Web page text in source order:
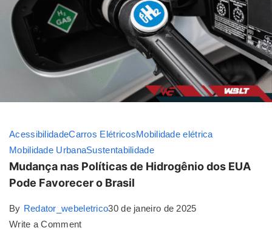
AcessibilidadeCarros ElétricosMobilidade elétrica
Mobilidade UrbanaSustentabilidade
Mudança nas Políticas de Hidrogênio dos EUA
Pode Favorecer o Brasil
By Redator_webeletrico30 de janeiro de 2025
Write a Comment